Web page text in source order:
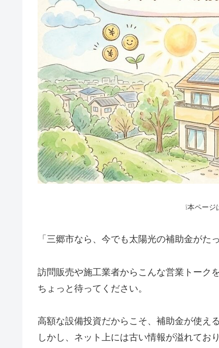
❕本ペー
「三郷市なら、今でも太陽光の補助金がた
訪問販売や施工業者からこんな営業トーク
ちょっと待ってください。
高額な設備投資だからこそ、補助金が使え
しかし、ネット上には古い情報が溢れてお